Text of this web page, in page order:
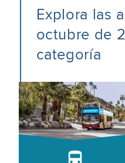
Explora las
octubre de
categoría